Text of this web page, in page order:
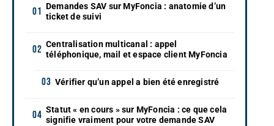
Demandes SAV sur MyFoncia : anatomie d’un
ticket de suivi
Centralisation multicanal : appel
téléphonique, mail et espace client MyFoncia
Vérifier qu’un appel a bien été enregistré
Statut « en cours » sur MyFoncia : ce que cela
signifie vraiment pour votre demande SAV